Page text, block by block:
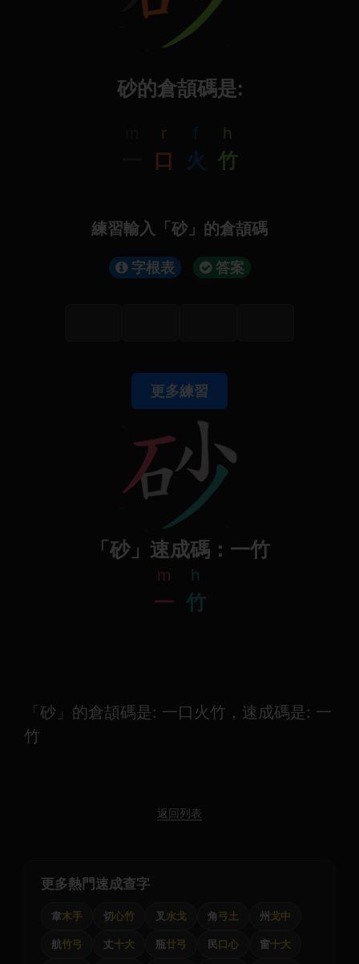
砂的倉頡碼是:
r
口
f
火
h
竹
練習輸入「砂」的倉頡碼
字根表 答案
更多練習
「砂」速成碼：一竹
m
一
h
竹
「砂」的倉頡碼是: 一口火竹，速成碼是: 一
竹
返回列表
更多熱門速成查字
韋木手 切心竹 叉 水戈 角弓土 州 戈中
航竹弓 丈十大 瓶廿弓 民口心 窗十大